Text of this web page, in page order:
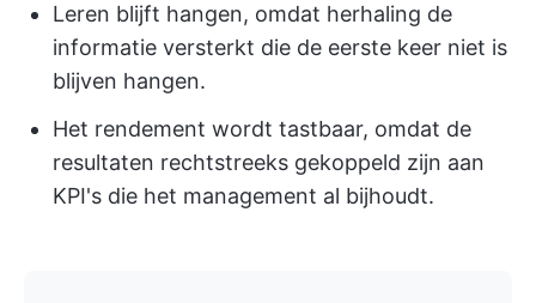
Leren blijft hangen, omdat herhaling de
informatie versterkt die de eerste keer niet is
blijven hangen.
Het rendement wordt tastbaar, omdat de
resultaten rechtstreeks gekoppeld zijn aan
KPI's die het management al bijhoudt.